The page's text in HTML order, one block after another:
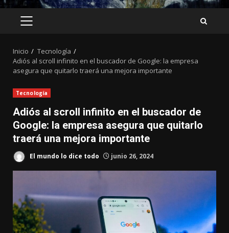
MENÚ
Inicio
Tecnología
Adiós al scroll infinito en el buscador de Google: la empresa
asegura que quitarlo traerá una mejora importante
Tecnología
Adiós al scroll infinito en el buscador de
Google: la empresa asegura que quitarlo
traerá una mejora importante
El mundo lo dice todo junio 26, 2024